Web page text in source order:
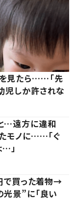
見たら……「先
児しか許されな
…遠方に違和
モノに……「ぐ
…」
で買った着物→
景”に「良い